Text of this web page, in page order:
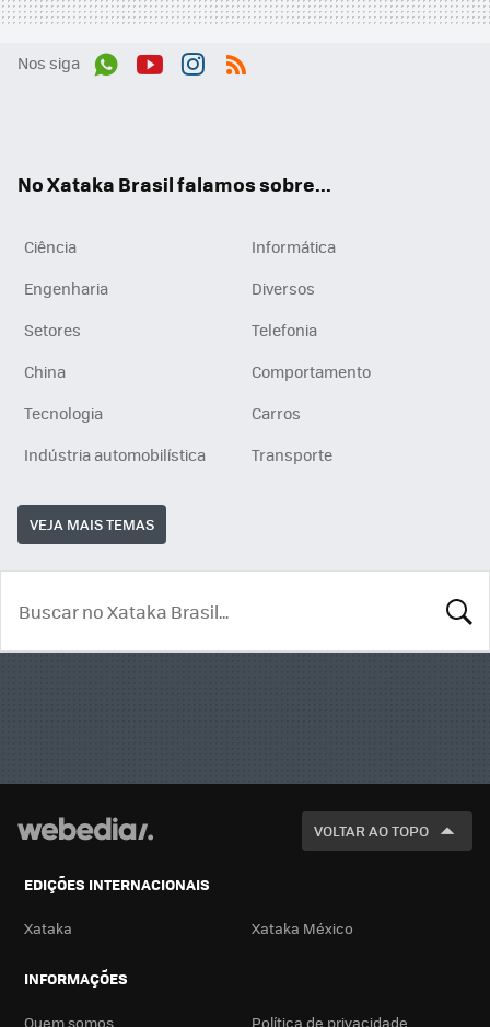
Nos siga
No Xataka Brasil falamos sobre...
Ciência
Informática
Engenharia
Diversos
Setores
Telefonia
China
Comportamento
Tecnologia
Carros
Indústria automobilística
Transporte
VEJA MAIS TEMAS
VOLTAR AO TOPO
EDIÇÕES INTERNACIONAIS
Xataka Xataka México
INFORMAÇÕES
Quem somos Política de privacidade